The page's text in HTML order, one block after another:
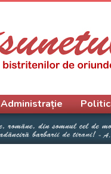
Administrație